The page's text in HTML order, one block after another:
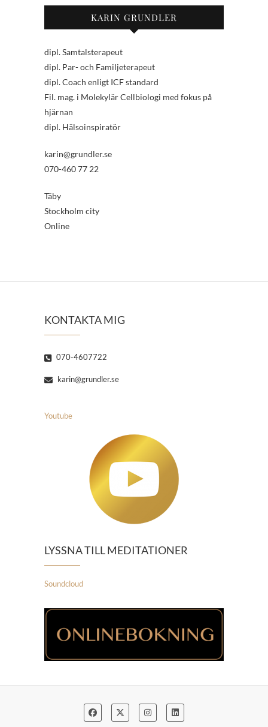
KARIN GRUNDLER
dipl. Samtalsterapeut
dipl. Par- och Familjeterapeut
dipl. Coach enligt ICF standard
Fil. mag. i Molekylär Cellbiologi med fokus på
hjärnan
dipl. Hälsoinspiratör
karin@grundler.se
070-460 77 22
Täby
Stockholm city
Online
KONTAKTA MIG
070-4607722
karin@grundler.se
Youtube
LYSSNA TILL MEDITATIONER
Soundcloud